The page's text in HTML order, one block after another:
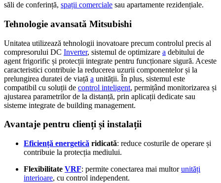
săli de conferință, spații comerciale sau apartamente rezidențiale.
Tehnologie avansată Mitsubishi
Unitatea utilizează tehnologii inovatoare precum controlul precis al
compresorului DC Inverter, sistemul de optimizare a debitului de
agent frigorific și protecții integrate pentru funcționare sigură. Aceste
caracteristici contribuie la reducerea uzurii componentelor și la
prelungirea duratei de viață a unității. În plus, sistemul este
compatibil cu soluții de control inteligent, permițând monitorizarea și
ajustarea parametrilor de la distanță, prin aplicații dedicate sau
sisteme integrate de building management.
Avantaje pentru clienți și instalații
Eficiență energetică ridicată: reduce costurile de operare și
contribuie la protecția mediului.
Flexibilitate VRF: permite conectarea mai multorunități
interioare, cu control independent.